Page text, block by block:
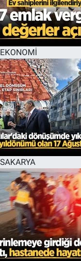
EKONOMİ
SAKARYA
EĞİTİM
MAGAZİN
ÖZEL HABER
HALK54